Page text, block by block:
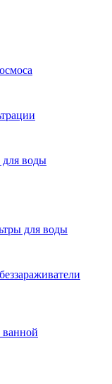
воды
для воды